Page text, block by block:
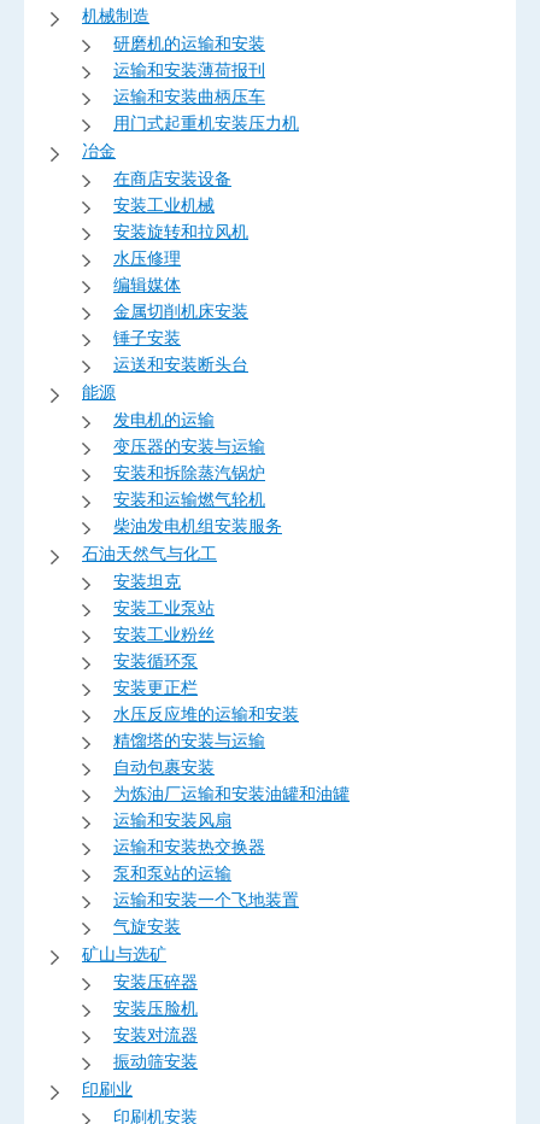
机械制造
研磨机的运输和安装
运输和安装薄荷报刊
运输和安装曲柄压车
用门式起重机安装压力机
冶金
在商店安装设备
安装工业机械
安装旋转和拉风机
水压修理
编辑媒体
金属切削机床安装
锤子安装
运送和安装断头台
能源
发电机的运输
变压器的安装与运输
安装和拆除蒸汽锅炉
安装和运输燃气轮机
柴油发电机组安装服务
石油天然气与化工
安装坦克
安装工业泵站
安装工业粉丝
安装循环泵
安装更正栏
水压反应堆的运输和安装
精馏塔的安装与运输
自动包裹安装
为炼油厂运输和安装油罐和油罐
运输和安装风扇
运输和安装热交换器
泵和泵站的运输
运输和安装一个飞地装置
气旋安装
矿山与选矿
安装压碎器
安装压脸机
安装对流器
振动筛安装
印刷业
印刷机安装